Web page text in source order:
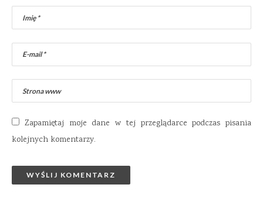
Zapamiętaj moje dane w tej przeglądarce podczas pisania
kolejnych komentarzy.